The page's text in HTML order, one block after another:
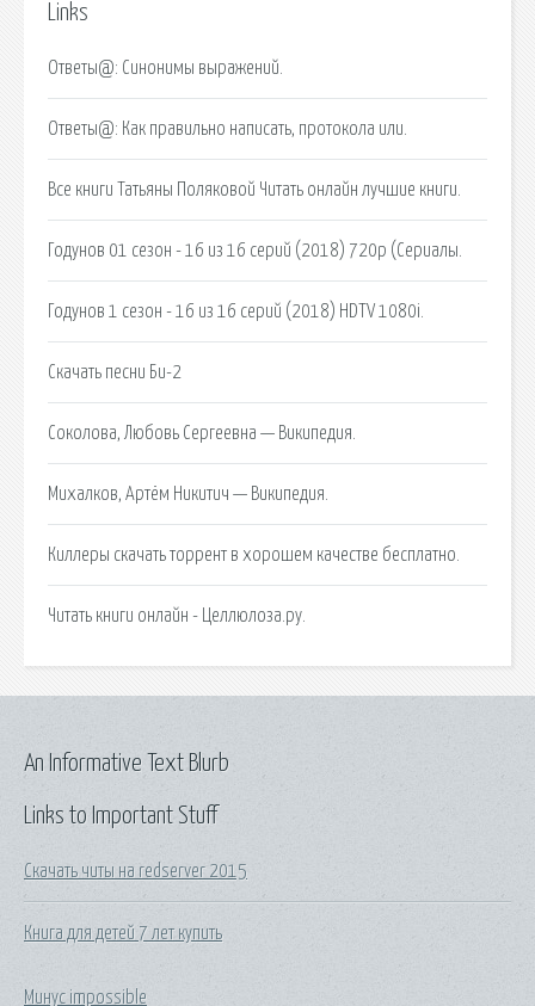
Links
Ответы@: Синонимы выражений.
Ответы@: Как правильно написать, протокола или.
Все книги Татьяны Поляковой Читать онлайн лучшие книги.
Годунов 01 сезон - 16 из 16 серий (2018) 720p (Сериалы.
Годунов 1 сезон - 16 из 16 серий (2018) HDTV 1080i.
Скачать песни Би-2
Соколова, Любовь Сергеевна — Википедия.
Михалков, Артём Никитич — Википедия.
Киллеры скачать торрент в хорошем качестве бесплатно.
Читать книги онлайн - Целлюлоза.ру.
Links to Important Stuff
Скачать читы на redserver 2015
Книга для детей 7 лет купить
Минус impossible
An Informative Text Blurb